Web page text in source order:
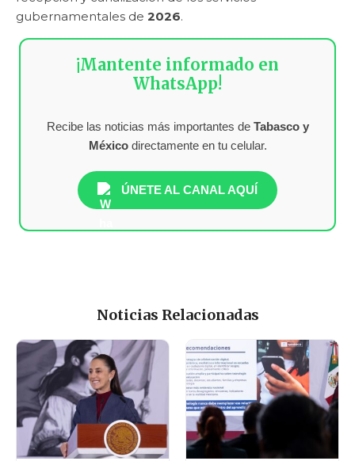
gubernamentales de 2026.
¡Mantente informado en
WhatsApp!
Recibe las noticias más importantes de Tabasco y
Méxicodirectamente en tu celular.
ÚNETE AL CANAL AQUÍ
Noticias Relacionadas